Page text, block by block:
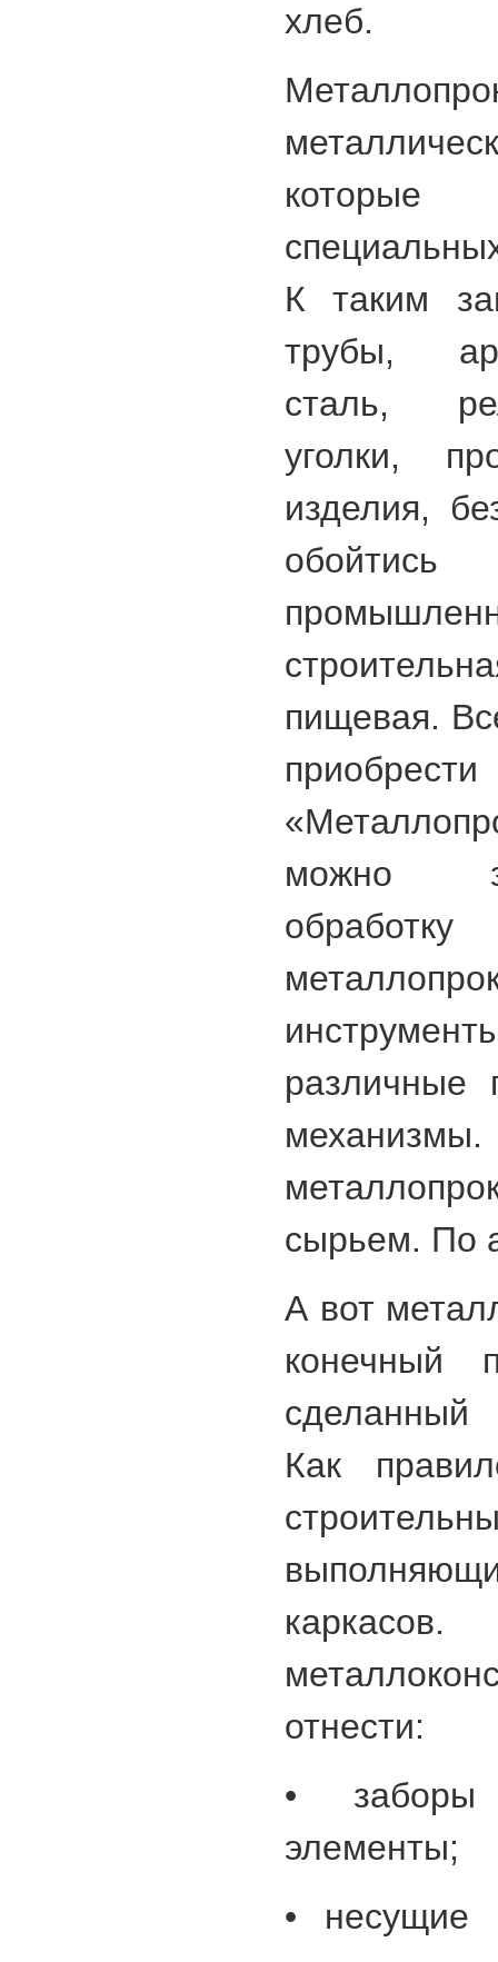
хлеб.
которые
К таким
трубы,
сталь,
уголки,
изделия,
пищевая.
можно
различные
сырьем. По
А вот
конечный
сделанный
Как
отнести:
•
элементы;
• несущие